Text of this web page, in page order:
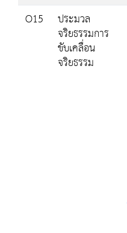
O15
ประมวล
จริยธรรมการ
ขับเคลื่อน
จริยธรรม